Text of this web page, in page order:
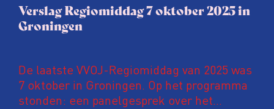
Verslag Regiomiddag 7 oktober 2025 in
Groningen
De laatste VVOJ-Regiomiddag van 2025 was
7 oktober in Groningen. Op het programma
stonden: een panelgesprek over het